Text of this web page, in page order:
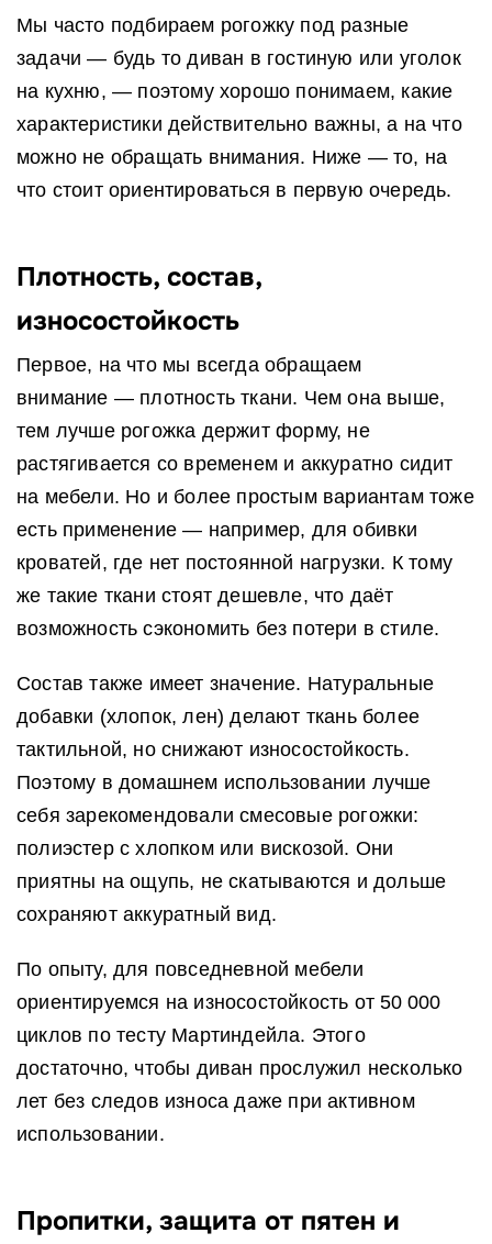
Мы часто подбираем рогожку под разные
задачи — будь то диван в гостиную или уголок
на кухню, — поэтому хорошо понимаем, какие
характеристики действительно важны, а на что
можно не обращать внимания. Ниже — то, на
что стоит ориентироваться в первую очередь.
Плотность, состав,
износостойкость
Первое, на что мы всегда обращаем
внимание — плотность ткани. Чем она выше,
тем лучше рогожка держит форму, не
растягивается со временем и аккуратно сидит
на мебели. Но и более простым вариантам тоже
есть применение — например, для обивки
кроватей, где нет постоянной нагрузки. К тому
же такие ткани стоят дешевле, что даёт
возможность сэкономить без потери в стиле.
Состав также имеет значение. Натуральные
добавки (хлопок, лен) делают ткань более
тактильной, но снижают износостойкость.
Поэтому в домашнем использовании лучше
себя зарекомендовали смесовые рогожки:
полиэстер с хлопком или вискозой. Они
приятны на ощупь, не скатываются и дольше
сохраняют аккуратный вид.
По опыту, для повседневной мебели
ориентируемся на износостойкость от 50 000
циклов по тесту Мартиндейла. Этого
достаточно, чтобы диван прослужил несколько
лет без следов износа даже при активном
использовании.
Пропитки, защита от пятен и